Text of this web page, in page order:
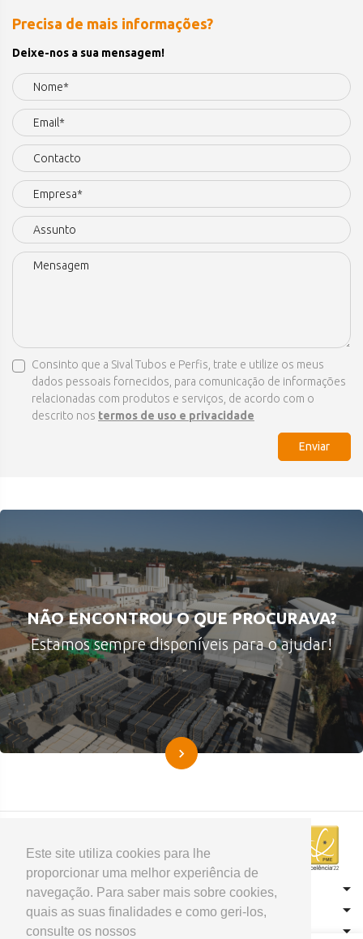
Este site utiliza cookies para lhe
proporcionar uma melhor experiência de
navegação. Para saber mais sobre cookies,
quais as suas finalidades e como geri-los,
consulte os nossos
Precisa de mais informações?
Deixe-nos a sua mensagem!
Consinto que a Sival Tubos e Perfis, trate e utilize os meus
dados pessoais fornecidos, para comunicação de informações
relacionadas com produtos e serviços, de acordo com o
descrito nos termos de uso e privacidade
Enviar
NÃO ENCONTROU O QUE PROCURAVA?
Estamos sempre disponíveis para o ajudar!
CONTACTOS
HOME
PRODUTOS